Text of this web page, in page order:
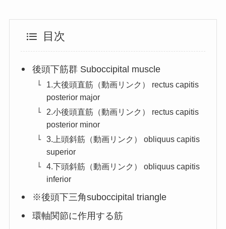
目次
後頭下筋群 Suboccipital muscle
1.大後頭直筋（動画リンク） rectus capitis
posterior major
2.小後頭直筋（動画リンク） rectus capitis
posterior minor
3.上頭斜筋（動画リンク） obliquus capitis
superior
4.下頭斜筋（動画リンク） obliquus capitis
inferior
※後頭下三角suboccipital triangle
環軸関節に作用する筋